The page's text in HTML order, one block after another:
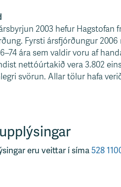
2003 hefur
Fyrsti ársfjórðungur
ára sem valdir voru af
nettóúrtakið vera 3.802
svörun. Allar tölur hafa
eru veittar í síma528